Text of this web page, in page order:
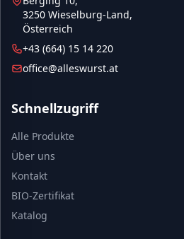
3250 Wieselburg-Land,
Österreich
+43 (664) 15 14 220
office@alleswurst.at
Schnellzugriff
Alle Produkte
Über uns
Kontakt
BIO-Zertifikat
Katalog